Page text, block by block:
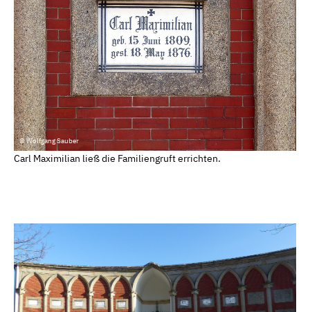
© Wolfgang Sauber
Carl Maximilian ließ die Familiengruft errichten.